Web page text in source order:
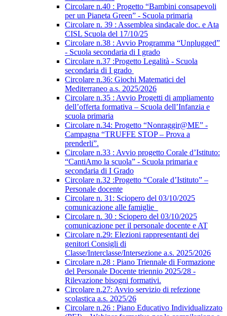
Circolare n.40 : Progetto “Bambini consapevoli
per un Pianeta Green” - Scuola primaria
Circolare n. 39 : Assemblea sindacale doc. e Ata
CISL Scuola del 17/10/25
Circolare n.38 : Avvio Programma “Unplugged”
- Scuola secondaria di I grado
Circolare n.37 :Progetto Legalità - Scuola
secondaria di I grado
Circolare n.36: Giochi Matematici del
Mediterraneo a.s. 2025/2026
Circolare n.35 : Avvio Progetti di ampliamento
dell’offerta formativa – Scuola dell’Infanzia e
scuola primaria
Circolare n.34: Progetto “Nonraggir@ME” -
Campagna “TRUFFE STOP – Prova a
prenderli”.
Circolare n.33 : Avvio progetto Corale d’Istituto:
“CantiAmo la scuola” - Scuola primaria e
secondaria di I Grado
Circolare n.32 :Progetto “Corale d’Istituto” –
Personale docente
Circolare n. 31: Sciopero del 03/10/2025
comunicazione alle famiglie
Circolare n. 30 : Sciopero del 03/10/2025
comunicazione per il personale docente e AT
Circolare n.29: Elezioni rappresentanti dei
genitori Consigli di
Classe/Interclasse/Intersezione a.s. 2025/2026
Circolare n.28 : Piano Triennale di Formazione
del Personale Docente triennio 2025/28 -
Rilevazione bisogni formativi.
Circolare n.27: Avvio servizio di refezione
scolastica a.s. 2025/26
Circolare n.26 : Piano Educativo Individualizzato